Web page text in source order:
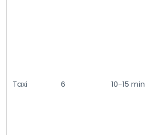
Taxi 6 10-15 min